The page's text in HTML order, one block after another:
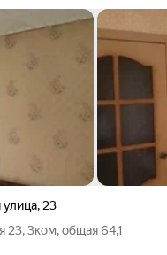
улица, 23
23, 3ком, общая 64,1